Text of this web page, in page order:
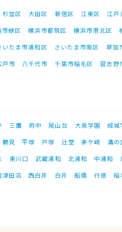
杉並区 大田区 新宿区 江東区 江戸
市緑区 横浜市都筑区 横浜市港北区
いたま市浦和区 さいたま市南区 草加
戸市 八千代市 千葉市稲毛区 習志野
三鷹 府中 尾山台 大泉学園 成城
鶴見 平塚 戸塚 辻堂 茅ケ崎
溝の
東川口 武蔵浦和 北浦和 中浦和
津田沼 西白井 白井 船橋 行徳 稲